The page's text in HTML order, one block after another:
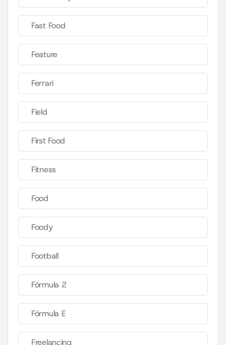
Fast Food
Feature
Ferrari
Field
First Food
Fitness
Food
Foody
Football
Fórmula 2
Fórmula E
Freelancing